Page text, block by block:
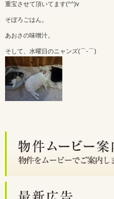
重宝させて頂いてます(^^)v
そぼろごはん。
あおさの味噌汁。
そして、水曜日のニャンズ(⌒‐⌒)